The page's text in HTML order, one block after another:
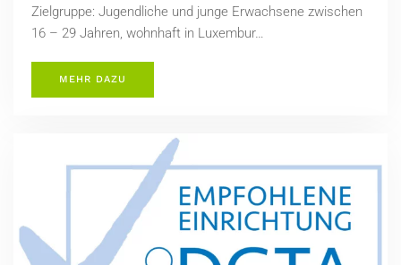
Zielgruppe: Jugendliche und junge Erwachsene zwischen
16 – 29 Jahren, wohnhaft in Luxembur…
MEHR DAZU